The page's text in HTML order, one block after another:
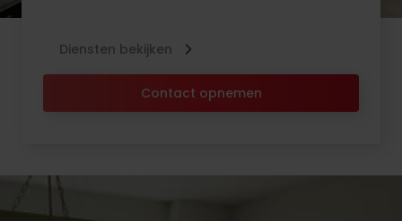
Contact opnemen
Diensten bekijken